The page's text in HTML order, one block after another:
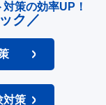
策の効率UP！
ク／
対策